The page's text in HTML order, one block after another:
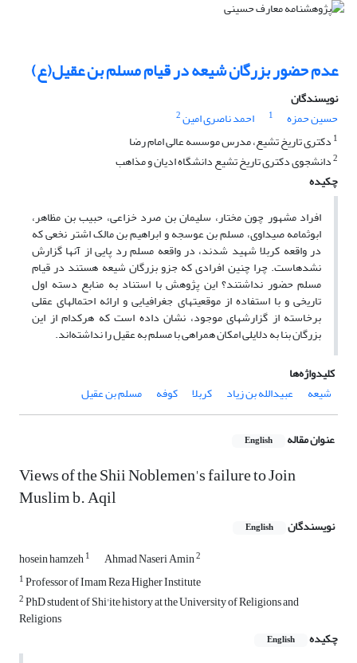
عدم حضور بزرگان شیعه در قیام مسلم بن عقیل(ع)
نویسندگان
حسین حمزه
1 احمد ناصری امین2
1 دکتری تاریخ تشیع، مدرس موسسه عالی امام رضا
2دانشجوی دکتری تاریخ تشیع دانشگاه ادیان و مذاهب
چکیده
افراد مشهور چون مختار، سلیمان بن صرد خزاعی، حبیب بن مظاهر،
ابوثمامه صیداوی، مسلم بن عوسجه و ابراهیم بن مالک اشتر نخعی که
در واقعه کربلا شهید شدند، در واقعه مسلم رد پایی از آنها گزارش
نشده­است. چرا چنین افرادی که جزو بزرگان شیعه هستند در قیام
مسلم حضور نداشتند؟ این پژوهش با استناد به منابع دسته اول
تاریخی و با استفاده از موقعیت­های جغرافیایی و ارائه احتمال­های عقلی
برخاسته از گزارش­های موجود، نشان داده است که هرکدام از این
بزرگان بنا به دلایلی امکان همراهی با مسلم به عقیل را نداشته‌اند.
کلیدواژه‌ها
شیعه
عبیدالله بن زیاد کربلا کوفه مسلم بن عقیل
عنوان مقاله English
Views of the Shii Noblemen's failure to Join
Muslim b. Aqil
نویسندگان English
hosein hamzeh1 Ahmad Naseri Amin2
1Professor of Imam Reza Higher Institute
2PhD student of Shi'ite history at the University of Religions and
Religions
چکیده
English